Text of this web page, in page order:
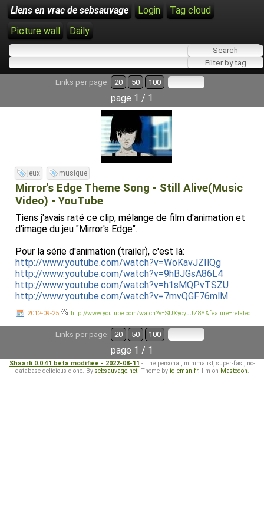
Liens en vrac de sebsauvage Login
Tag cloud
Picture wall
Daily
Links per page: 20 50 100
page 1 / 1
jeux musique
Mirror's Edge Theme Song - Still Alive(Music
Video) - YouTube
Tiens j'avais raté ce clip, mélange de film d'animation et
d'image du jeu "Mirror's Edge".
Pour la série d'animation (trailer), c'est là:
http://www.youtube.com/watch?v=WoKavJZIlQg
http://www.youtube.com/watch?v=9hBJGsA86L4
http://www.youtube.com/watch?v=h1sMQPvTSZU
http://www.youtube.com/watch?v=7mvQGF76mlM
2012-09-25 http://www.youtube.com/watch?v=SUXyoyuJZ8Y&feature=related
Links per page: 20 50 100
page 1 / 1
Shaarli 0.0.41 beta modifiée - 2022-08-11 - The personal, minimalist, super-fast, no-
database delicious clone. By sebsauvage.net. Theme by idleman.fr. I'm on Mastodon.